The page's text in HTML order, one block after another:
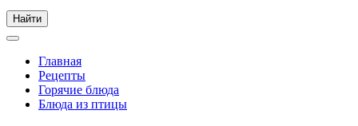
Главная
Рецепты
Горячие блюда
Блюда из птицы